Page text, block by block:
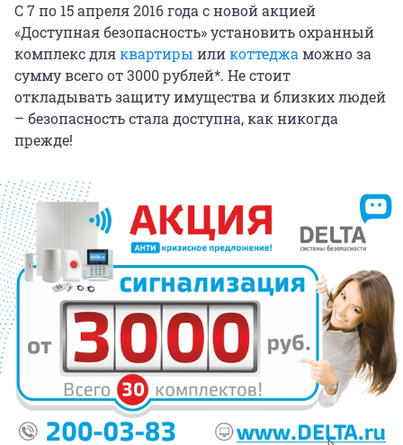
С 7 по 15 апреля 2016 года с новой акцией
«Доступная безопасность» установить охранный
комплекс дляквартиры иликоттеджаможно за
сумму всего от 3000 рублей*. Не стоит
откладывать защиту имущества и близких людей
– безопасность стала доступна, как никогда
прежде!